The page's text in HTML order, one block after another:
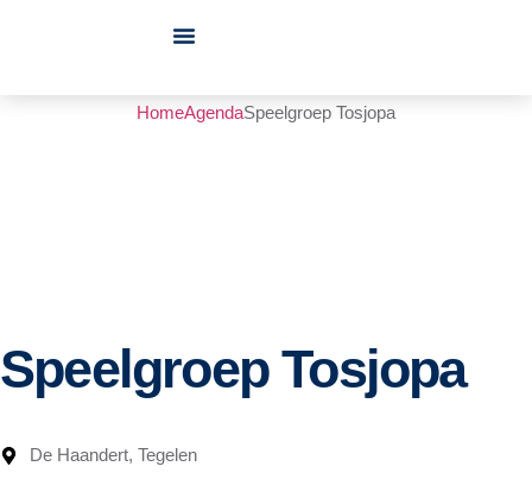
HomeAgendaSpeelgroep Tosjopa
Speelgroep Tosjopa
De Haandert, Tegelen